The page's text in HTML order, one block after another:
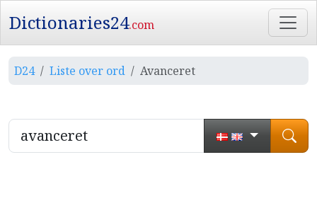
Dictionaries24.com
D24 Liste over ord Avanceret